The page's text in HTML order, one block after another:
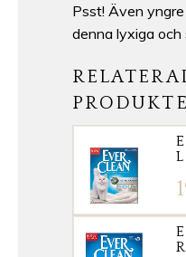
Psst! Även
denna lyxiga